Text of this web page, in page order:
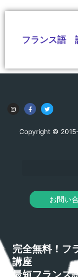
フランス語
Copyright ©
お問い
完全無料！フ
講座
最短フランス